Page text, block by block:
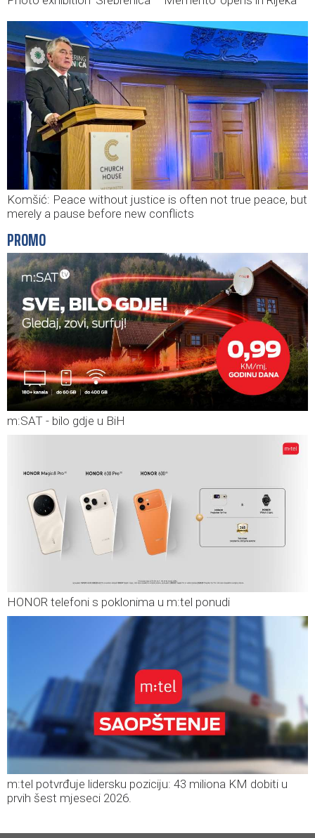
Komšić: Peace without justice is often not true peace, but
merely a pause before new conflicts
PROMO
m:SAT - bilo gdje u BiH
HONOR telefoni s poklonima u m:tel ponudi
m:tel potvrđuje lidersku poziciju: 43 miliona KM dobiti u
prvih šest mjeseci 2026.